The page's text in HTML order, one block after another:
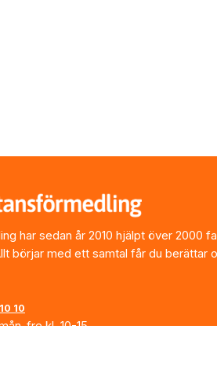
har sedan år 2010 hjälpt över 2000
börjar med ett samtal får du berättar
10
fre kl. 10-15